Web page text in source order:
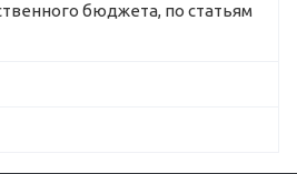
бюджета, по статьям